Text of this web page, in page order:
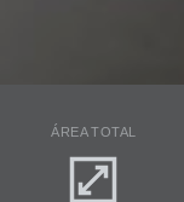
ÁREA TOTAL